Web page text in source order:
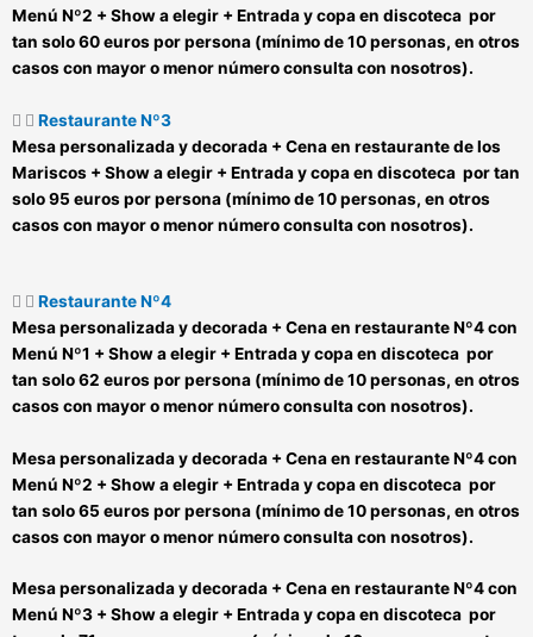
Menú Nº2 + Show a elegir + Entrada y copa en discoteca por
tan solo 60 euros por persona (mínimo de 10 personas, en otros
casos con mayor o menor número consulta con nosotros).
Restaurante Nº3
Mesa personalizada y decorada + Cena en restaurante de los
Mariscos + Show a elegir + Entrada y copa en discoteca por tan
solo 95 euros por persona (mínimo de 10 personas, en otros
casos con mayor o menor número consulta con nosotros).
Restaurante Nº4
Mesa personalizada y decorada + Cena en restaurante Nº4 con
Menú Nº1 + Show a elegir + Entrada y copa en discoteca por
tan solo 62 euros por persona (mínimo de 10 personas, en otros
casos con mayor o menor número consulta con nosotros).
Mesa personalizada y decorada + Cena en restaurante Nº4 con
Menú Nº2 + Show a elegir + Entrada y copa en discoteca por
tan solo 65 euros por persona (mínimo de 10 personas, en otros
casos con mayor o menor número consulta con nosotros).
Mesa personalizada y decorada + Cena en restaurante Nº4 con
Menú Nº3 + Show a elegir + Entrada y copa en discoteca por